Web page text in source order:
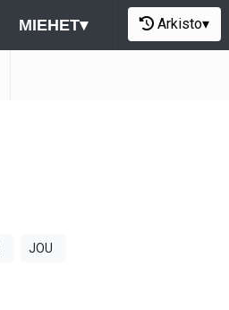
MIEHET▾ Arkisto▾
JOU